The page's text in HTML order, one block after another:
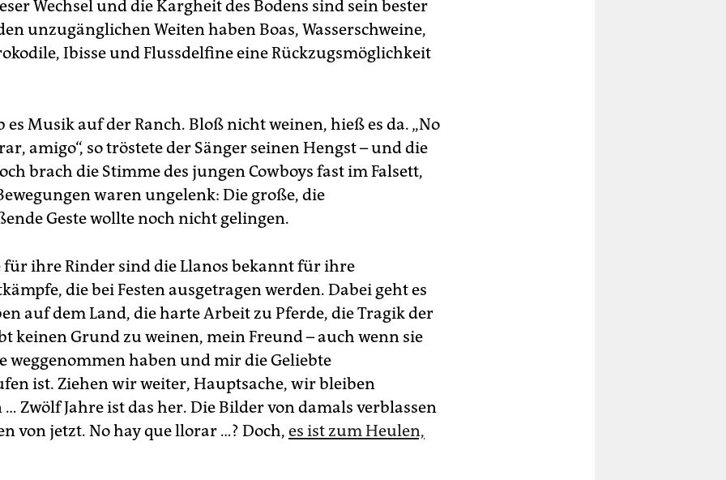
Wechsel und die Kargheit des Bodens sind sein bester
unzugänglichen Weiten haben Boas, Wasserschweine,
Ibisse und Flussdelfine eine Rückzugsmöglichkeit
es Musik auf der Ranch. Bloß nicht weinen, hieß es da. „No
amigo“, so tröstete der Sänger seinen Hengst – und die
brach die Stimme des jungen Cowboys fast im Falsett,
waren ungelenk: Die große, die
Geste wollte noch nicht gelingen.
für ihre Rinder sind die Llanos bekannt für ihre
die bei Festen ausgetragen werden. Dabei geht es
auf dem Land, die harte Arbeit zu Pferde, die Tragik der
keinen Grund zu weinen, mein Freund – auch wenn sie
weggenommen haben und mir die Geliebte
ist. Ziehen wir weiter, Hauptsache, wir bleiben
Zwölf Jahre ist das her. Die Bilder von damals verblassen
von jetzt. No hay que llorar …? Doch, es ist zum Heulen,